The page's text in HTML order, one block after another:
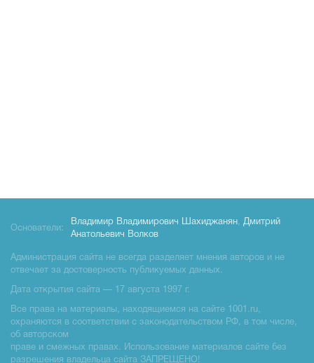
Основатели:
Владимир Владимирович Шахиджанян, Дмитрий
Анатольевич Волков
Администрация сайта не всегда разделяет мнения авторов и не
отвечает за достоверность публикуемых данных.
Дата открытия сайта — 17 августа 1997 г.
Все права на материалы, находящиемся на сайте 1001.ru,
охраняются в соответствии с законодательством РФ, в том числе,
об авторском
праве и смежных правах. Использование материалов сайте без
разрешения владельца сайта ЗАПРЕЩЕНО!